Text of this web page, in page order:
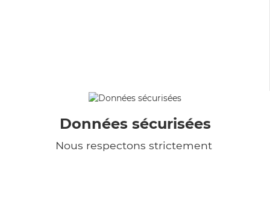
Données sécurisées
Nous respectons strictement